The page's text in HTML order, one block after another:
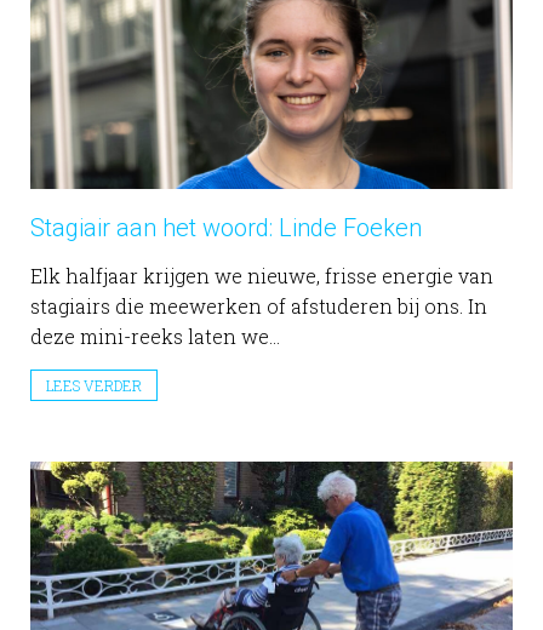
Stagiair aan het woord: Linde Foeken
Elk halfjaar krijgen we nieuwe, frisse energie van
stagiairs die meewerken of afstuderen bij ons. In
deze mini-reeks laten we...
LEES VERDER